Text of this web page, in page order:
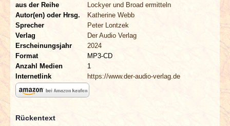
LINKS
ARCHIV
aus der Reihe
Lockyer und Broad ermitteln
Autor(en) oder Hrsg.
Katherine Webb
Sprecher
Peter Lontzek
Verlag
Der Audio Verlag
Erscheinungsjahr
2024
Format
MP3-CD
Anzahl Medien
1
Internetlink
https://www.der-audio-verlag.de
Rückentext